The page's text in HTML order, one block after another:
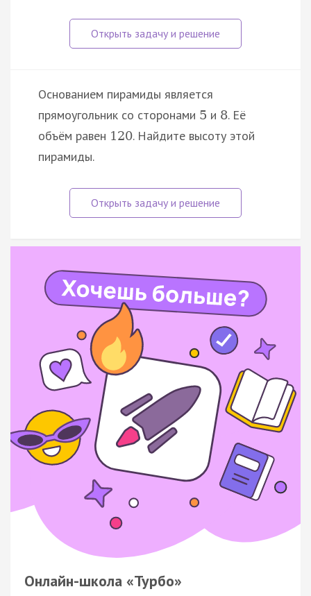
Основанием пирамиды является
прямоугольник со сторонами 5 и 8. Её
объём равен 120. Найдите высоту этой
пирамиды.
Онлайн-школа «Турбо»